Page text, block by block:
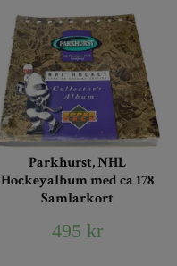
Parkhurst, NHL
Hockeyalbum med ca 178
Samlarkort
495 kr